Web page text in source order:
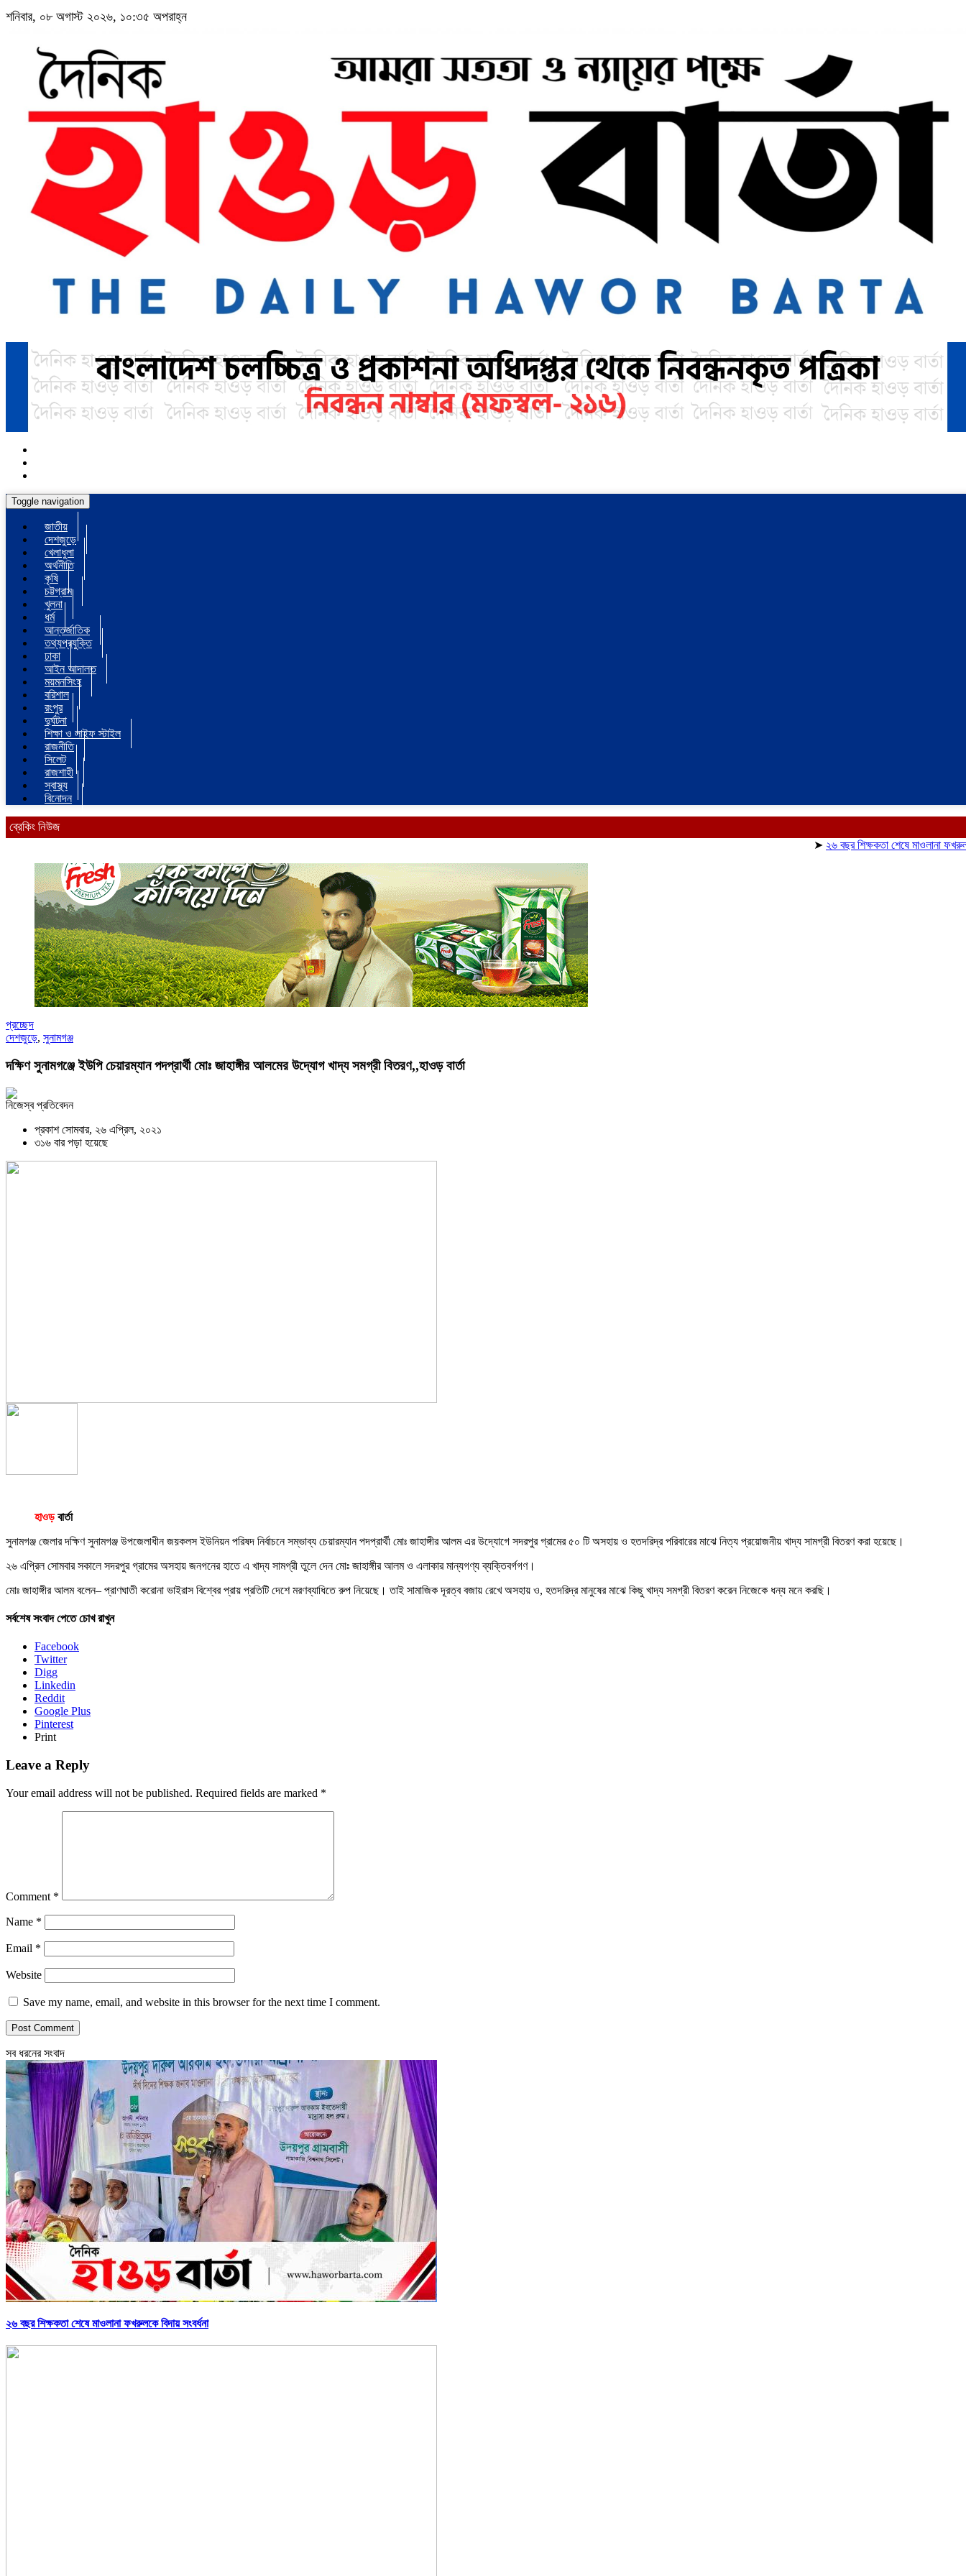
শনিবার, ০৮ অগাস্ট ২০২৬, ১০:৩৫ অপরাহ্ন
Toggle navigation
জাতীয়
দেশজুড়ে
খেলাধুলা
অর্থনীতি
কৃষি
চট্টগ্রাম
খুলনা
ধর্ম
আন্তর্জাতিক
তথ্যপ্রযুক্তি
ঢাকা
আইন আদালত
ময়মনসিংহ
বরিশাল
রংপুর
দুর্ঘটনা
শিক্ষা ও লাইফ স্টাইল
রাজনীতি
সিলেট
রাজশাহী
স্বাস্থ্য
বিনোদন
ব্রেকিং নিউজ
২৬ বছর শিক্ষকতা শেষে মাওলানা ফখরুলকে বিদায়
প্রচ্ছেদ
দেশজুড়ে, সুনামগঞ্জ
দক্ষিণ সুনামগঞ্জে ইউপি চেয়ারম্যান পদপ্রার্থী মোঃ জাহাঙ্গীর আলমের উদ্যোগ খাদ্য সমগ্রী বিতরণ,,হাওড় বার্তা
নিজেস্ব প্রতিবেদন
প্রকাশ সোমবার, ২৬ এপ্রিল, ২০২১
৩১৬ বার পড়া হয়েছে
হাওড় বার্তা
সুনামগঞ্জ জেলার দক্ষিণ সুনামগঞ্জ উপজেলাধীন জয়কলস ইউনিয়ন পরিষদ নির্বাচনে সম্ভাব্য চেয়ারম্যান পদপ্রার্থী মোঃ জাহাঙ্গীর আলম এর উদ্যােগে সদরপুর গ্রামের ৫০ টি অসহায় ও হতদরিদ্র পরিবারের মাঝে নিত্য প্রয়োজনীয় খাদ্য সামগ্রী বিতরণ করা হয়েছে।
২৬ এপ্রিল সোমবার সকালে সদরপুর গ্রামের অসহায় জনগনের হাতে এ খাদ্য সামগ্রী তুলে দেন মোঃ জাহাঙ্গীর আলম ও এলাকার মান্যগণ্য ব্যক্তিবর্গগণ।
মোঃ জাহাঙ্গীর আলম বলেন– প্রাণঘাতী করোনা ভাইরাস বিশ্বের প্রায় প্রতিটি দেশে মরণব্যাধিতে রুপ নিয়েছে। তাই সামাজিক দূরত্ব বজায় রেখে অসহায় ও, হতদরিদ্র মানুষের মাঝে কিছু খাদ্য সমগ্রী বিতরণ করেন নিজেকে ধন্য মনে করছি।
সর্বশেষ সংবাদ পেতে চোখ রাখুন
Facebook
Twitter
Digg
Linkedin
Reddit
Google Plus
Pinterest
Print
Leave a Reply
Your email address will not be published. Required fields are marked *
Comment *
Name *
Email *
Website
Save my name, email, and website in this browser for the next time I comment.
সব ধরনের সংবাদ
২৬ বছর শিক্ষকতা শেষে মাওলানা ফখরুলকে বিদায় সংবর্ধনা